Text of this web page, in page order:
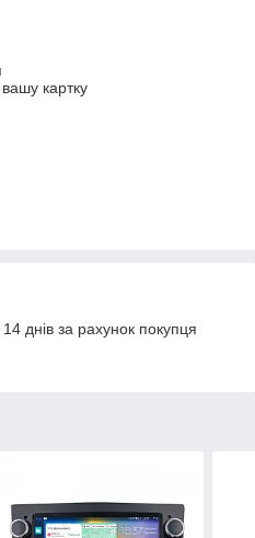
картку
днів за рахунок покупця